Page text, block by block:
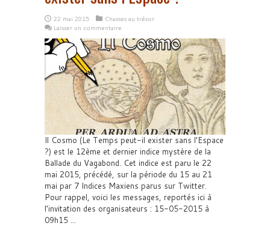
22 mai 2015
Chasses au trésor
Laisser un commentaire
Il Cosmo (Le Temps peut-il exister sans l’Espace
?) est le 12ème et dernier indice mystère de la
Ballade du Vagabond. Cet indice est paru le 22
mai 2015, précédé, sur la période du 15 au 21
mai par 7 Indices Maxiens parus sur Twitter.
Pour rappel, voici les messages, reportés ici à
l’invitation des organisateurs : 15-05-2015 à
09h15 ...